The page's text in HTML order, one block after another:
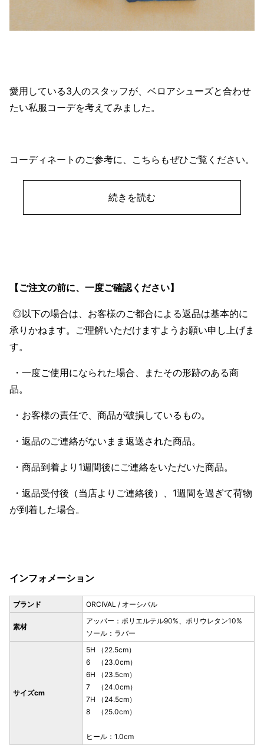
愛用している3人のスタッフが、ベロアシューズと合わせ
たい私服コーデを考えてみました。
コーディネートのご参考に、こちらもぜひご覧ください。
続きを読む
【ご注文の前に、一度ご確認ください】
◎以下の場合は、お客様のご都合による返品は基本的に
承りかねます。ご理解いただけますようお願い申し上げま
す。
・一度ご使用になられた場合、またその形跡のある商
品。
・お客様の責任で、商品が破損しているもの。
・返品のご連絡がないまま返送された商品。
・商品到着より1週間後にご連絡をいただいた商品。
・返品受付後（当店よりご連絡後）、1週間を過ぎて荷物
が到着した場合。
インフォメーション
ブランド ORCIVAL / オーシバル
素材
アッパー：ポリエルテル90%、ポリウレタン10%
ソール：ラバー
サイズcm
5H （22.5cm）
6 （23.0cm）
6H （23.5cm）
7 （24.0cm）
7H （24.5cm）
8 （25.0cm）
ヒール：1.0cm